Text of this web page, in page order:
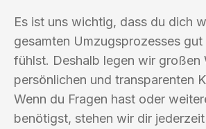
Es ist uns wichtig, dass du dich
gesamten Umzugsprozesses
fühlst. Deshalb legen wir großen
persönlichen und transparenten
Wenn du Fragen hast oder
benötigst, stehen wir dir